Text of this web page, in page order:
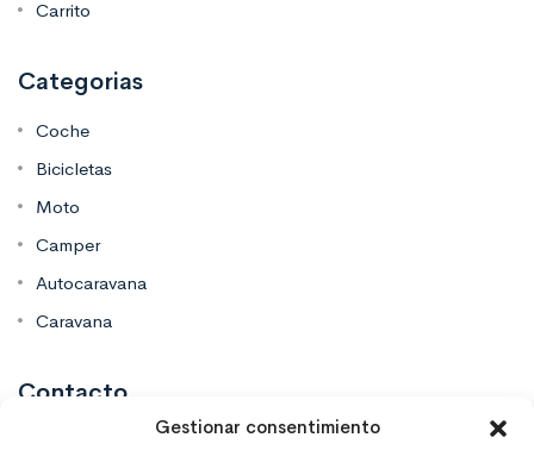
Gestionar consentimiento
Carrito
Categorias
Coche
Bicicletas
Moto
Camper
Autocaravana
Caravana
Contacto